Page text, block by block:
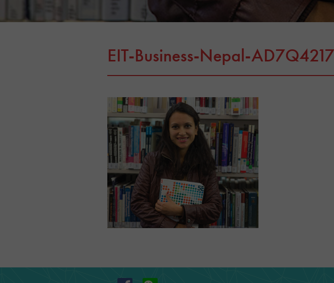
EIT-Business-Nepal-AD7Q4217